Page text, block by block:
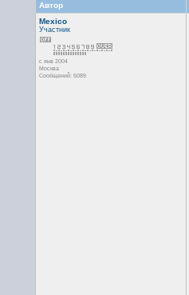
Автор
Mexico
Участник
с янв 2004
Москва
Сообщений: 5089